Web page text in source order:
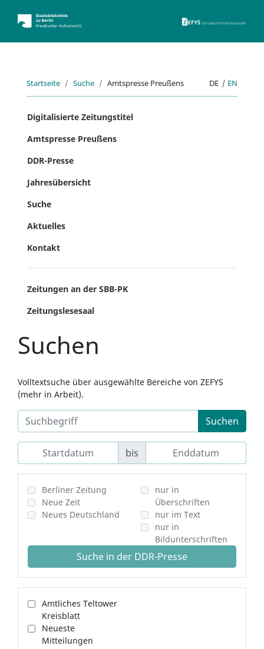
Startseite Suche Amtspresse Preußens DE | EN
Digitalisierte Zeitungstitel
Amtspresse Preußens
DDR-Presse
Jahresübersicht
Suche
Aktuelles
Kontakt
Zeitungen an der SBB-PK
Zeitungslesesaal
Suchen
Volltextsuche über ausgewählte Bereiche von ZEFYS
(mehr in Arbeit).
Suchen
bis
Berliner Zeitung
Neue Zeit
Neues Deutschland
nur in
Überschriften
nur im Text
nur in
Bildunterschriften
Suche in der DDR-Presse
Amtliches Teltower
Kreisblatt
Neueste
Mitteilungen